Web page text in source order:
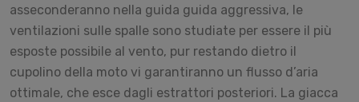
asseconderanno nella guida guida aggressiva, le
ventilazioni sulle spalle sono studiate per essere il più
esposte possibile al vento, pur restando dietro il
cupolino della moto vi garantiranno un flusso d’aria
ottimale, che esce dagli estrattori posteriori. La giacca